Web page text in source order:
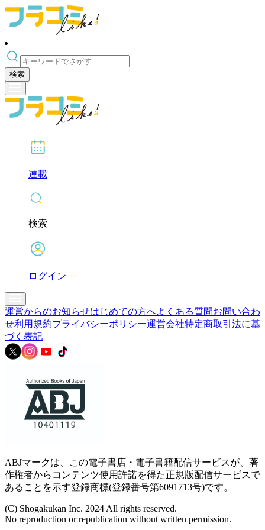
検索
連載
検索
ログイン
運営からのお知らせはじめての方へよくある質問お問い合わ
せ利用規約プライバシーポリシー運営会社特定商取引法に基
づく表記
ABJマークは、この電子書店・電子書籍配信サービスが、著
作権者からコンテンツ使用許諾を得た正規版配信サービスで
あることを示す登録商標(登録番号第6091713号)です。
(C) Shogakukan Inc. 2024 All rights reserved.
No reproduction or republication without written permission.